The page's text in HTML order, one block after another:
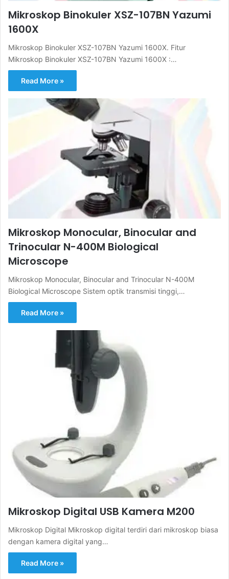
Mikroskop Binokuler XSZ-107BN Yazumi
1600X
Mikroskop Binokuler XSZ-107BN Yazumi 1600X. Fitur
Mikroskop Binokuler XSZ-107BN Yazumi 1600X :…
Read More »
Mikroskop Monocular, Binocular and
Trinocular N-400M Biological
Microscope
Mikroskop Monocular, Binocular and Trinocular N-400M
Biological Microscope Sistem optik transmisi tinggi,…
Read More »
Mikroskop Digital USB Kamera M200
Mikroskop Digital Mikroskop digital terdiri dari mikroskop biasa
dengan kamera digital yang…
Read More »